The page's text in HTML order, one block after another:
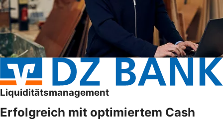
Liquiditätsmanagement
Erfolgreich mit optimiertem Cash